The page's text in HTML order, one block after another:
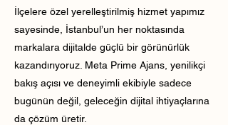
İlçelere özel yerelleştirilmiş hizmet yapımız
sayesinde, İstanbul’un her noktasında
markalara dijitalde güçlü bir görünürlük
kazandırıyoruz. Meta Prime Ajans, yenilikçi
bakış açısı ve deneyimli ekibiyle sadece
bugünün değil, geleceğin dijital ihtiyaçlarına
da çözüm üretir.